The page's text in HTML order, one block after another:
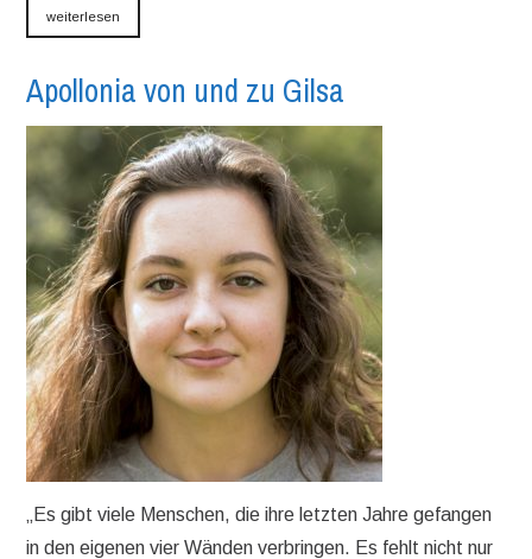
weiterlesen
Apollonia von und zu Gilsa
„Es gibt viele Menschen, die ihre letzten Jahre gefangen
in den eigenen vier Wänden verbringen. Es fehlt nicht nur